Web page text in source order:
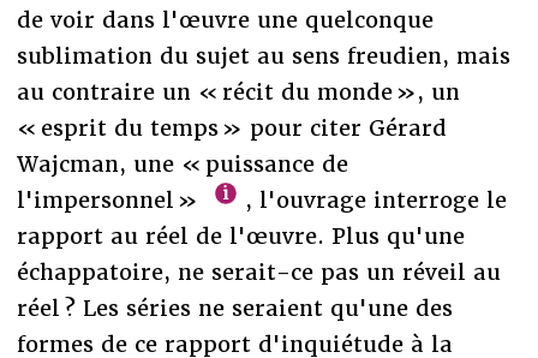
de voir dans l'œuvre une quelconque
sublimation du sujet au sens freudien, mais
au contraire un « récit du monde », un
« esprit du temps » pour citer Gérard
Wajcman, une « puissance de
l'impersonnel »
, l'ouvrage interroge le
rapport au réel de l'œuvre. Plus qu'une
échappatoire, ne serait-ce pas un réveil au
réel ? Les séries ne seraient qu'une des
formes de ce rapport d'inquiétude à la